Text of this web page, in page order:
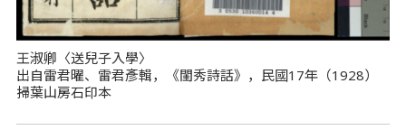
王淑卿〈送兒子入學〉
出自雷君曜、雷君彥輯，《閨秀詩話》，民國17年（1928）
掃葉山房石印本